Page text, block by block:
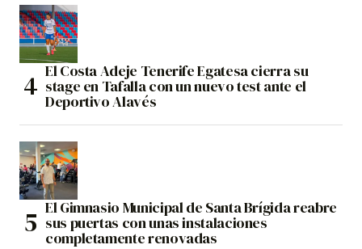
El Costa Adeje Tenerife Egatesa cierra su
stage en Tafalla con un nuevo test ante el
Deportivo Alavés
El Gimnasio Municipal de Santa Brígida reabre
sus puertas con unas instalaciones
completamente renovadas